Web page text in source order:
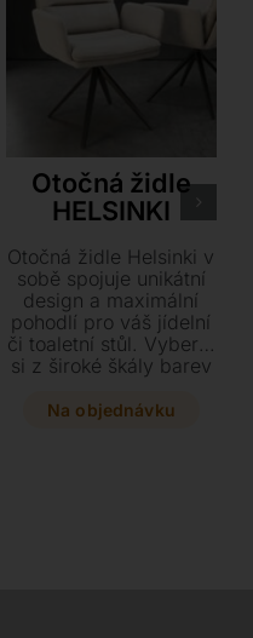
Otočná židle
HELSINKI
Otočná židle Helsinki v
sobě spojuje unikátní
design a maximální
pohodlí pro váš jídelní
či toaletní stůl. Vyberte
si z široké škály barev
praktickou základnu
Na objednávku